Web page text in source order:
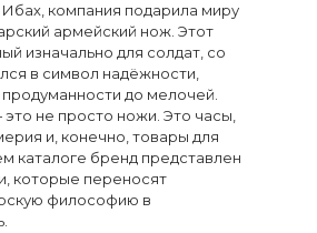
компания подарила миру
армейский нож. Этот
изначально для солдат, со
в символ надёжности,
до мелочей.
не просто ножи. Это часы,
и, конечно, товары для
каталоге бренд представлен
которые переносят
философию в